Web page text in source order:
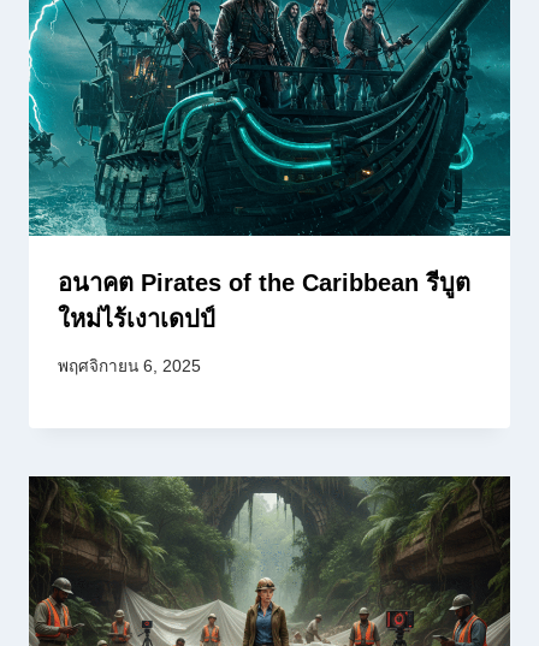
อนาคต Pirates of the Caribbean รีบูต
ใหม่ไร้เงาเดปป์
พฤศจิกายน 6, 2025